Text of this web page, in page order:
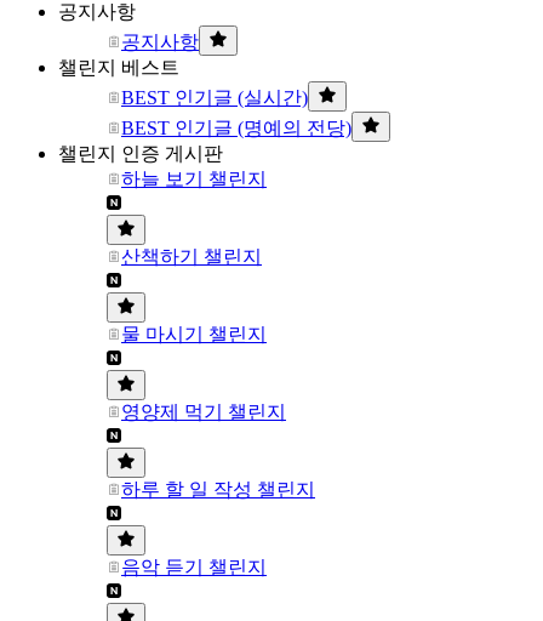
공지사항
공지사항
챌린지 베스트
BEST 인기글 (실시간)
BEST 인기글 (명예의 전당)
챌린지 인증 게시판
하늘 보기 챌린지
산책하기 챌린지
물 마시기 챌린지
영양제 먹기 챌린지
하루 할 일 작성 챌린지
음악 듣기 챌린지